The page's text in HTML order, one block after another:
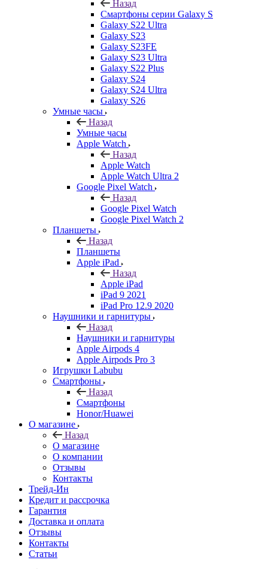
Назад
Смартфоны серии Galaxy S
Galaxy S22 Ultra
Galaxy S23
Galaxy S23FE
Galaxy S23 Ultra
Galaxy S22 Plus
Galaxy S24
Galaxy S24 Ultra
Galaxy S26
Умные часы
Назад
Умные часы
Apple Watch
Назад
Apple Watch
Apple Watch Ultra 2
Google Pixel Watch
Назад
Google Pixel Watch
Google Pixel Watch 2
Планшеты
Назад
Планшеты
Apple iPad
Назад
Apple iPad
iPad 9 2021
iPad Pro 12.9 2020
Наушники и гарнитуры
Назад
Наушники и гарнитуры
Apple Airpods 4
Apple Airpods Pro 3
Игрушки Labubu
Смартфоны
Назад
Смартфоны
Honor/Huawei
О магазине
Назад
О магазине
О компании
Отзывы
Контакты
Трейд-Ин
Кредит и рассрочка
Гарантия
Доставка и оплата
Отзывы
Контакты
Статьи